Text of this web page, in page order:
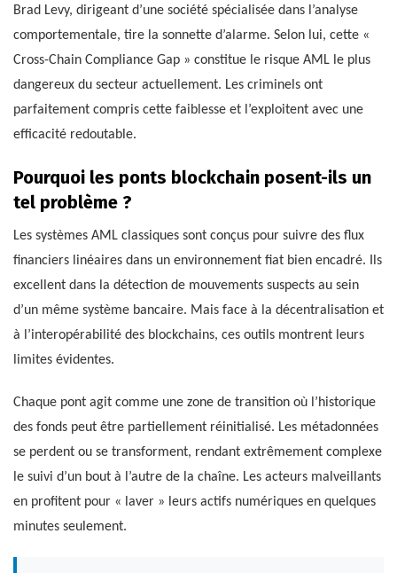
Brad Levy, dirigeant d’une société spécialisée dans l’analyse
comportementale, tire la sonnette d’alarme. Selon lui, cette «
Cross-Chain Compliance Gap » constitue le risque AML le plus
dangereux du secteur actuellement. Les criminels ont
parfaitement compris cette faiblesse et l’exploitent avec une
efficacité redoutable.
Pourquoi les ponts blockchain posent-ils un
tel problème ?
Les systèmes AML classiques sont conçus pour suivre des flux
financiers linéaires dans un environnement fiat bien encadré. Ils
excellent dans la détection de mouvements suspects au sein
d’un même système bancaire. Mais face à la décentralisation et
à l’interopérabilité des blockchains, ces outils montrent leurs
limites évidentes.
Chaque pont agit comme une zone de transition où l’historique
des fonds peut être partiellement réinitialisé. Les métadonnées
se perdent ou se transforment, rendant extrêmement complexe
le suivi d’un bout à l’autre de la chaîne. Les acteurs malveillants
en profitent pour « laver » leurs actifs numériques en quelques
minutes seulement.